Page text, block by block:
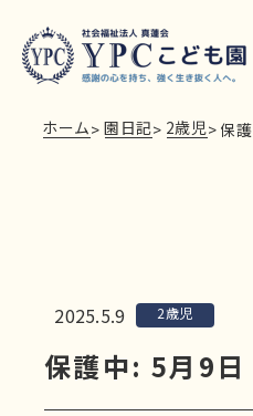
ホーム> 園日記> 2歳児> 保
2025.5.9 2歳児
保護中: 5月9